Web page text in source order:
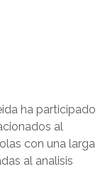
ha participado
al
con una larga
al analisis